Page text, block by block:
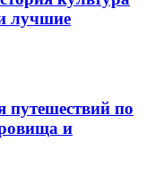
лучшие
путешествий по
и